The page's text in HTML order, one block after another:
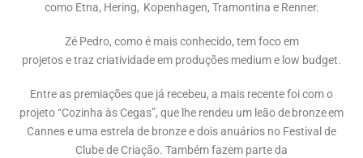
como Etna, Hering, Kopenhagen, Tramontina e Renner.
Zé Pedro, como é mais conhecido, tem foco em
projetos e traz criatividade em produções medium e low budget.
Entre as premiações que já recebeu, a mais recente foi com o
projeto “Cozinha às Cegas”, que lhe rendeu um leão de bronze em
Cannes e uma estrela de bronze e dois anuários no Festival de
Clube de Criação. Também fazem parte da